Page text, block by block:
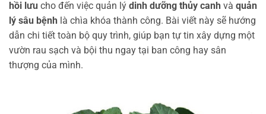
hồi lưu cho đến việc quản lý dinh dưỡng thủy canh và quản
lý sâu bệnh là chìa khóa thành công. Bài viết này sẽ hướng
dẫn chi tiết toàn bộ quy trình, giúp bạn tự tin xây dựng một
vườn rau sạch và bội thu ngay tại ban công hay sân
thượng của mình.